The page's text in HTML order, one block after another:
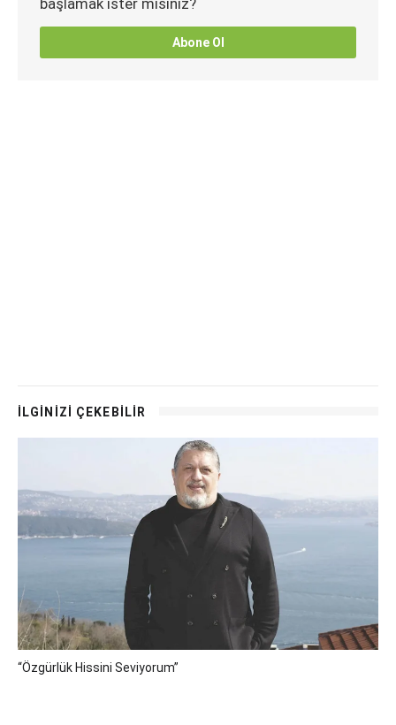
başlamak ister misiniz?
Abone Ol
İLGİNİZİ ÇEKEBİLİR
“Özgürlük Hissini Seviyorum”